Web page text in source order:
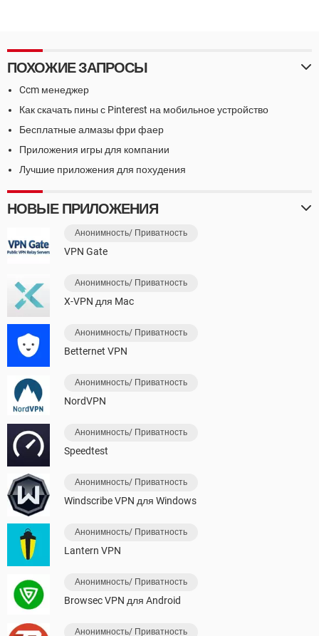
ПОХОЖИЕ ЗАПРОСЫ
Ccm менеджер
Как скачать пины с Pinterest на мобильное устройство
Бесплатные алмазы фри фаер
Приложения игры для компании
Лучшие приложения для похудения
НОВЫЕ ПРИЛОЖЕНИЯ
Анонимность/ Приватность
VPN Gate
Анонимность/ Приватность
X-VPN для Mac
Анонимность/ Приватность
Betternet VPN
Анонимность/ Приватность
NordVPN
Анонимность/ Приватность
Speedtest
Анонимность/ Приватность
Windscribe VPN для Windows
Анонимность/ Приватность
Lantern VPN
Анонимность/ Приватность
Browsec VPN для Android
Анонимность/ Приватность